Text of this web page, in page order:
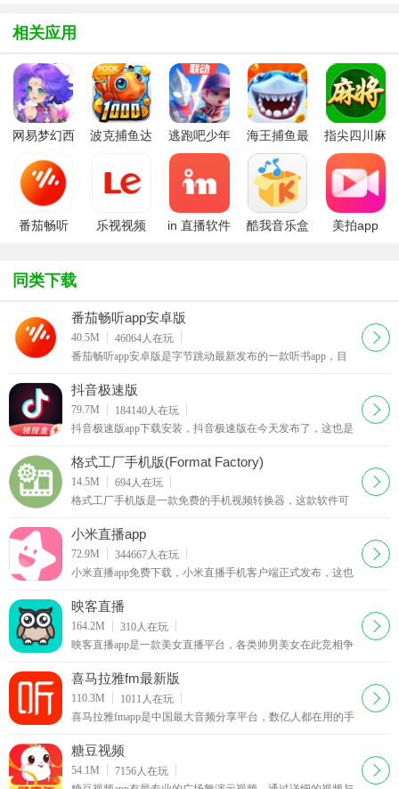
相关应用
网易梦幻西
波克捕鱼达
2022微信版
本
逃跑吧少年
九游版最新
版
海王捕鱼最
新版官方正
版
指尖四川麻
将app最新
版
番茄畅听
乐视视频
in 直播软件 酷我音乐盒 美拍app
同类下载
番茄畅听app安卓版
40.5M 46064人在玩
番茄畅听app安卓版是字节跳动最新发布的一款听书app，目
手机上用耳朵“看书”，方便又健康，还有专属的声音
下载
抖音极速版
79.7M 184140人在玩
抖音极速版app下载安装，抖音极速版在今天发布了，这也是
包，看的越多赚的越多。邀请好友也能赚红包
下载
格式工厂手机版(Format Factory)
14.5M 694人在玩
格式工厂手机版是一款免费的手机视频转换器，这款软件可
面上大部分的视频文件格式，包括MP4，FLV，AVI，
MKV，MP3，FLAC，WMA，OGG等。格式工厂手机版还
支持设置输出视频的尺寸、码率、长宽比等参数
下载
小米直播app
72.9M 344667人在玩
小米直播app免费下载，小米直播手机客户端正式发布，这也
小米直播就是之前的黑金直播升级改版了。
下载
映客直播
164.2M 310人在玩
映客直播app是一款美女直播平台，各类帅男美女在此竞相争
免费，全天二十四小时从不间断，让你与偶像面对面接触。
下载
喜马拉雅fm最新版
110.3M 1011 人在玩
喜马拉雅fmapp是中国最大音频分享平台，数亿人都在用的手
段子笑话、英语、儿歌儿童故事，就用喜马拉雅！
下载
糖豆视频
54.1M 7156人在玩
下载